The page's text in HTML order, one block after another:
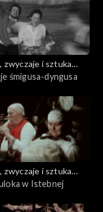
zwyczaje i sztuka
śmigusa-dyngusa
zwyczaje i sztuka
w Istebnej